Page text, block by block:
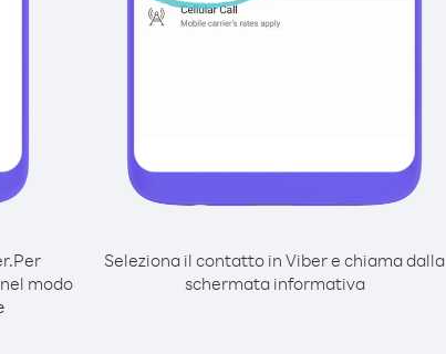
Per
modo
Seleziona il contatto in Viber e chiama dalla
schermata informativa